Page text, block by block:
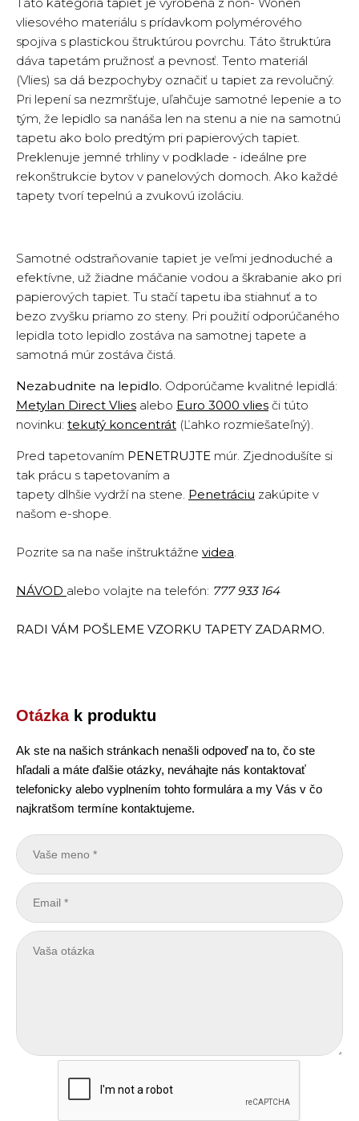
vliesového materiálu s prídavkom polymérového
spojiva s plastickou štruktúrou povrchu. Táto štruktúra
dáva tapetám pružnosť a pevnosť. Tento materiál
(Vlies) sa dá bezpochyby označiť u tapiet za revolučný.
Pri lepení sa nezmršťuje, uľahčuje samotné lepenie a to
tým, že lepidlo sa nanáša len na stenu a nie na samotnú
tapetu ako bolo predtým pri papierových tapiet.
Preklenuje jemné trhliny v podklade - ideálne pre
rekonštrukcie bytov v panelových domoch. Ako každé
tapety tvorí tepelnú a zvukovú izoláciu.
Samotné odstraňovanie tapiet je veľmi jednoduché a
efektívne, už žiadne máčanie vodou a škrabanie ako pri
papierových tapiet. Tu stačí tapetu iba stiahnuť a to
bezo zvyšku priamo zo steny. Pri použití odporúčaného
lepidla toto lepidlo zostáva na samotnej tapete a
samotná múr zostáva čistá.
Nezabudnite na lepidlo. Odporúčame kvalitné lepidlá:
Metylan Direct Vlies alebo Euro 3000 vlies či túto
novinku: tekutý koncentrát (Ľahko rozmiešateľný).
Pred tapetovaním PENETRUJTE múr. Zjednodušíte si
tak prácu s tapetovaním a
tapety dlhšie vydrží na stene. Penetráciu zakúpite v
našom e-shope.
Pozrite sa na naše inštruktážne videa.
NÁVOD alebo volajte na telefón: 777 933 164
RADI VÁM POŠLEME VZORKU TAPETY ZADARMO.
Otázkak produktu
Ak ste na našich stránkach nenašli odpoveď na to, čo ste
hľadali a máte ďalšie otázky, neváhajte nás kontaktovať
telefonicky alebo vyplnením tohto formulára a my Vás v čo
najkratšom termíne kontaktujeme.